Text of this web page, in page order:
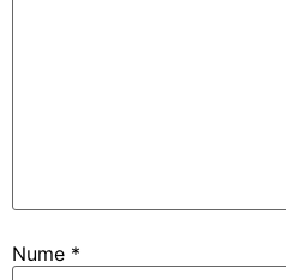
Nume *